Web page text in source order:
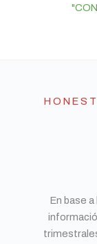
En base